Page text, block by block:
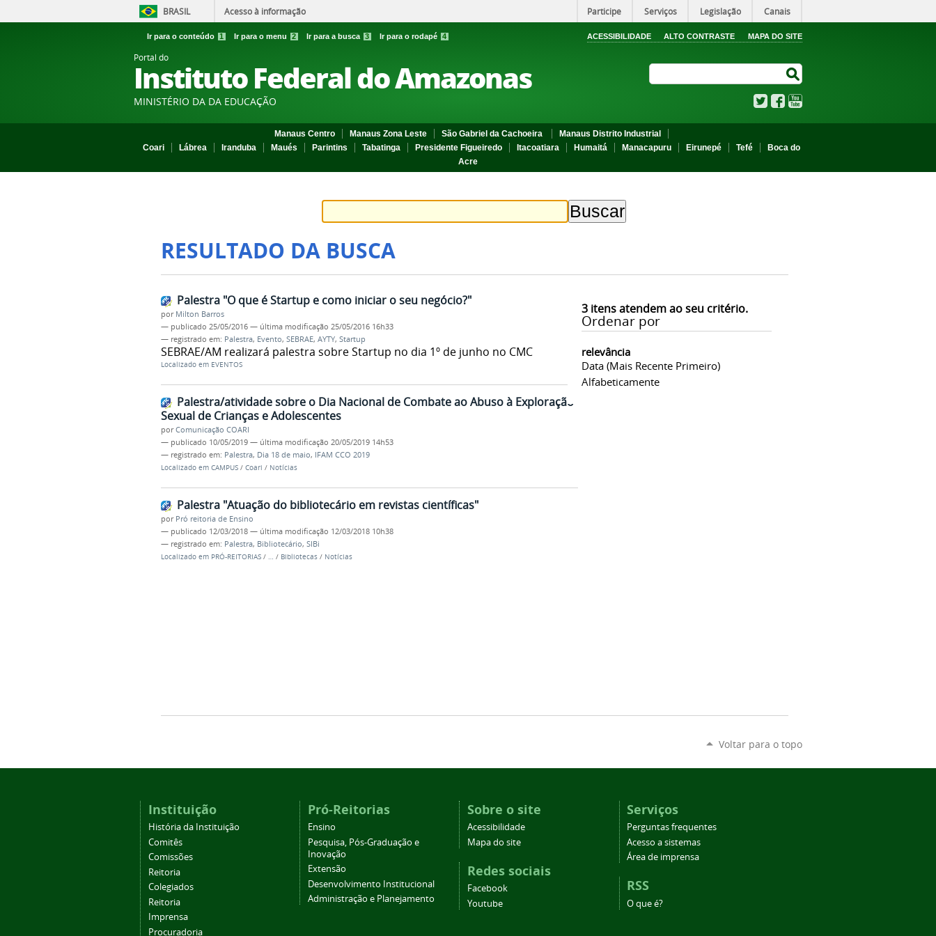
BRASIL Acesso à informação Participe Serviços Legislação Canais
Ir para o conteúdo 1 Ir para o menu 2 Ir para a busca 3 Ir para o rodapé 4 ACESSIBILIDADE ALTO CONTRASTE MAPA DO SITE
Portal do
Instituto Federal do Amazonas
MINISTÉRIO DA DA EDUCAÇÃO TwitterFacebook
Manaus Centro Manaus Zona Leste São Gabriel da Cachoeira
Manaus Distrito Industrial
Coari
Lábrea Iranduba Maués Parintins Tabatinga Presidente Figueiredo Itacoatiara Humaitá Manacapuru Eirunepé Tefé
Boca do
Acre
RESULTADO DA BUSCA
3itens atendem ao seu critério.
Ordenar por
relevância
Data (mais Recente Primeiro)
Alfabeticamente
Palestra "O que é Startup e como iniciar o seu negócio?"
por Milton Barros
— publicado 25/05/2016 — última modificação 25/05/2016 16h33
— registrado em: Palestra, Evento, SEBRAE, AYTY, Startup
SEBRAE/AM realizará palestra sobre Startup no dia 1º de junho no CMC
Localizado em EVENTOS
Palestra/atividade sobre o Dia Nacional de Combate ao Abuso à Exploração
Sexual de Crianças e Adolescentes
porComunicação COARI
— publicado 10/05/2019 — última modificação 20/05/2019 14h53
— registrado em: Palestra, Dia 18 de maio, IFAM CCO 2019
Localizado em CAMPUS / Coari / Notícias
Palestra "Atuação do bibliotecário em revistas científicas"
por Pró reitoria de Ensino
— publicado 12/03/2018 — última modificação 12/03/2018 10h38
— registrado em: Palestra, Bibliotecário, SIBi
Localizado em PRÓ-REITORIAS / … / Bibliotecas / Notícias
Voltar para o topo
Instituição
História da Instituição
Comitês
Comissões
Reitoria
Colegiados
Reitoria
Imprensa
Procuradoria
Pró-Reitorias
Ensino
Pesquisa, Pós-Graduação e
Inovação
Extensão
Desenvolvimento Institucional
Administração e Planejamento
Sobre o site
Acessibilidade
Mapa do site
Redes sociais
Facebook
Youtube
Serviços
Perguntas frequentes
Acesso a sistemas
Área de imprensa
RSS
O que é?